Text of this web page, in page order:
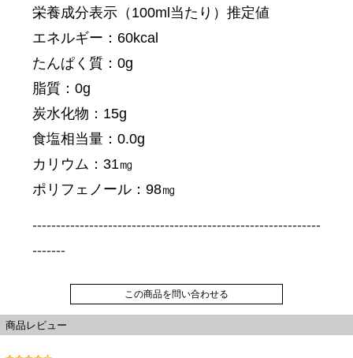
栄養成分表示（100ml当たり）推定値
エネルギー：60kcal
たんぱく質：0g
脂質：0g
炭水化物：15g
食塩相当量：0.0g
カリウム：31㎎
ポリフェノール：98㎎
-------------------------------------------------------------
-------
この商品を問い合わせる
商品レビュー